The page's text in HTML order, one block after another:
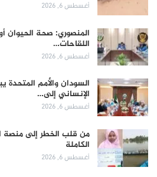
أغسطس 6, 2026
المنصوري: صحة الحيوان
اللقاحات…
أغسطس 6, 2026
السودان والأمم المتحدة
الإنساني إلى…
أغسطس 6, 2026
من قلب الخطر إلى منصة
الكاملة
أغسطس 6, 2026